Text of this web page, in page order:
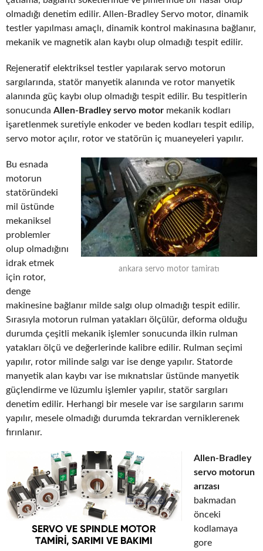
olmadığı denetim edilir. Allen-Bradley Servo motor, dinamik
testler yapılması amaçlı, dinamik kontrol makinasına bağlanır,
mekanik ve magnetik alan kaybı olup olmadığı tespit edilir.
Rejeneratif elektriksel testler yapılarak servo motorun
sargılarında, statör manyetik alanında ve rotor manyetik
alanında güç kaybı olup olmadığı tespit edilir. Bu tespitlerin
sonucunda Allen-Bradley servo motor mekanik kodları
işaretlenmek suretiyle enkoder ve beden kodları tespit edilip,
servo motor açılır, rotor ve statörün iç muaneyeleri yapılır.
ankara servo motor tamiratı
Bu esnada
motorun
statöründeki
mil üstünde
mekaniksel
problemler
olup olmadığını
idrak etmek
için rotor,
denge
makinesine bağlanır milde salgı olup olmadığı tespit edilir.
Sırasıyla motorun rulman yatakları ölçülür, deforma olduğu
durumda çeşitli mekanik işlemler sonucunda ilkin rulman
yatakları ölçü ve değerlerinde kalibre edilir. Rulman seçimi
yapılır, rotor milinde salgı var ise denge yapılır. Statorde
manyetik alan kaybı var ise mıknatıslar üstünde manyetik
güçlendirme ve lüzumlu işlemler yapılır, statör sargıları
denetim edilir. Herhangi bir mesele var ise sargıların sarımı
yapılır, mesele olmadığı durumda tekrardan verniklerenek
fırınlanır.
Allen-Bradley
servo motorun
arızası
bakmadan
önceki
kodlamaya
gore